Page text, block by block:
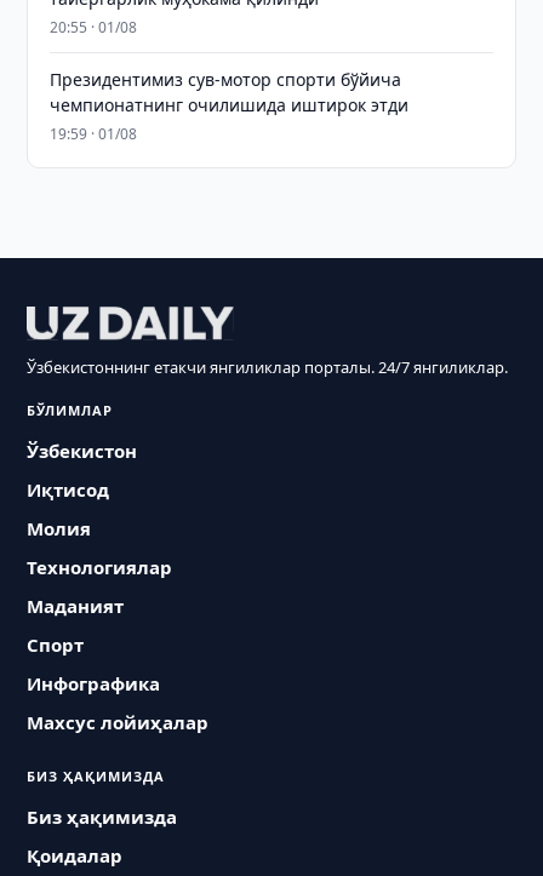
20:55 · 01/08
Президентимиз сув-мотор спорти бўйича
чемпионатнинг очилишида иштирок этди
19:59 · 01/08
Ўзбекистоннинг етакчи янгиликлар порталы. 24/7 янгиликлар.
БЎЛИМЛАР
Ўзбекистон
Иқтисод
Молия
Технологиялар
Маданият
Спорт
Инфографика
Махсус лойиҳалар
БИЗ ҲАҚИМИЗДА
Биз ҳақимизда
Қоидалар